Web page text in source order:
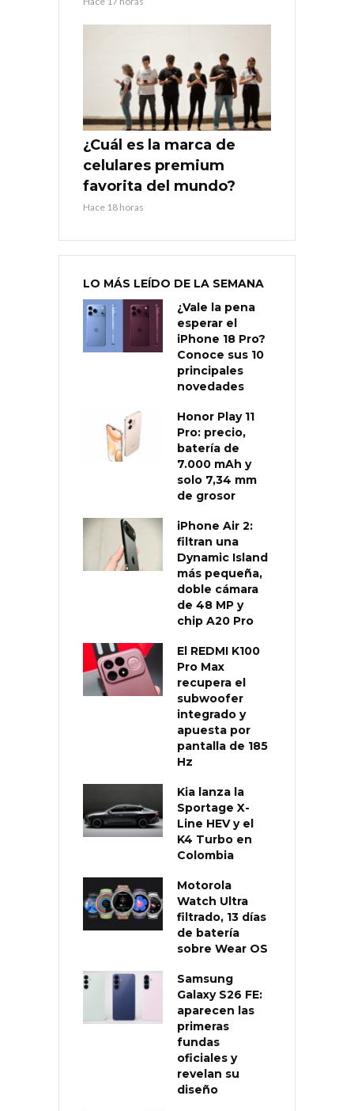
¿Cuál es la marca de
celulares premium
favorita del mundo?
Hace 18 horas
LO MÁS LEÍDO DE LA SEMANA
¿Vale la pena
esperar el
iPhone 18 Pro?
Conoce sus 10
principales
novedades
Honor Play 11
Pro: precio,
batería de
7.000 mAh y
solo 7,34 mm
de grosor
iPhone Air 2:
filtran una
Dynamic Island
más pequeña,
doble cámara
de 48 MP y
chip A20 Pro
El REDMI K100
Pro Max
recupera el
subwoofer
integrado y
apuesta por
pantalla de 185
Hz
Kia lanza la
Sportage X-
Line HEV y el
K4 Turbo en
Colombia
Motorola
Watch Ultra
filtrado, 13 días
de batería
sobre Wear OS
Samsung
Galaxy S26 FE:
aparecen las
primeras
fundas
oficiales y
revelan su
diseño